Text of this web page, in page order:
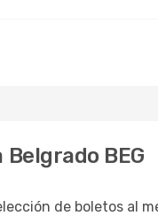
BEG
de boletos al